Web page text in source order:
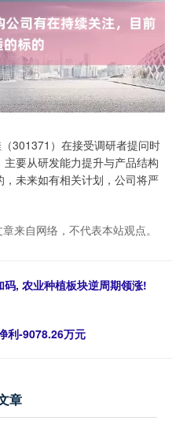
）在接受调研者提问时
要从研发能力提升与产品结构
未来如有相关计划，公司将严
来自网络，不代表本站观点。
, 农业种植板块逆周期领涨!
利-9078.26万元
章